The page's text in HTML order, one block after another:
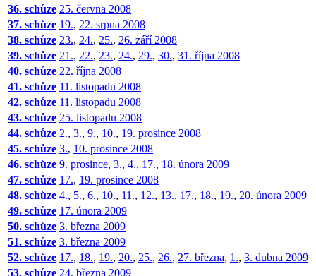
36. schůze 25. června 2008
37. schůze 19., 22. srpna 2008
38. schůze 23., 24., 25., 26. září 2008
39. schůze 21., 22., 23., 24., 29., 30., 31. října 2008
40. schůze 22. října 2008
41. schůze 11. listopadu 2008
42. schůze 11. listopadu 2008
43. schůze 25. listopadu 2008
44. schůze 2., 3., 9., 10., 19. prosince 2008
45. schůze 3., 10. prosince 2008
46. schůze 9. prosince, 3., 4., 17., 18. února 2009
47. schůze 17., 19. prosince 2008
48. schůze 4., 5., 6., 10., 11., 12., 13., 17., 18., 19., 20. února 2009
49. schůze 17. února 2009
50. schůze 3. března 2009
51. schůze 3. března 2009
52. schůze 17., 18., 19., 20., 25., 26., 27. března, 1., 3. dubna 2009
53. schůze 24. března 2009